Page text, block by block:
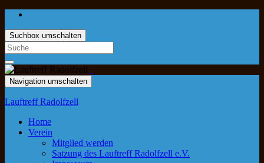
Suchbox umschalten
Navigation umschalten
Lauftreff Radolfzell
Home
Verein
Mitglied werden
Satzung des Lauftreff Radolfzell e.V.